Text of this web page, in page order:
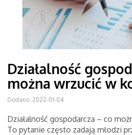
Działalność
można wrzucić w
Dodano: 2022-01-04
Działalność gospodarcza – co
To pytanie często zadają młodzi